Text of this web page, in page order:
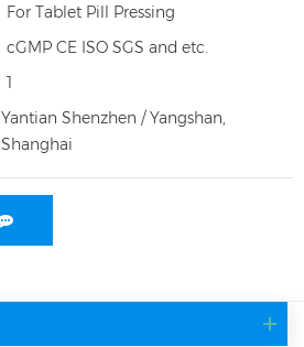
For Tablet Pill Pressing
cGMP CE ISO SGS and etc.
1
Yantian Shenzhen / Yangshan,
Shanghai